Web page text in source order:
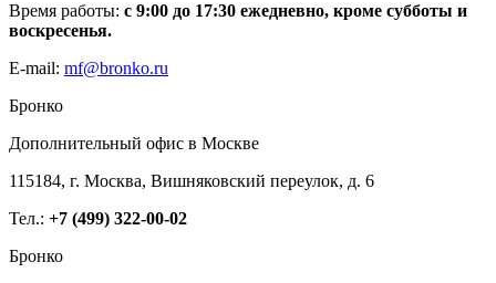
Время работы: с 9:00 до 17:30 ежедневно, кроме субботы и
воскресенья.
E-mail: mf@bronko.ru
Бронко
Дополнительный офис в Москве
115184, г. Москва, Вишняковский переулок, д. 6
Тел.: +7 (499) 322-00-02
Бронко